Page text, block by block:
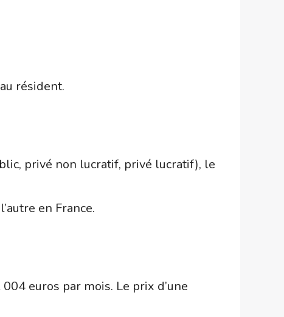
résident.
privé non lucratif, privé lucratif), le
en France.
euros par mois. Le prix d’une